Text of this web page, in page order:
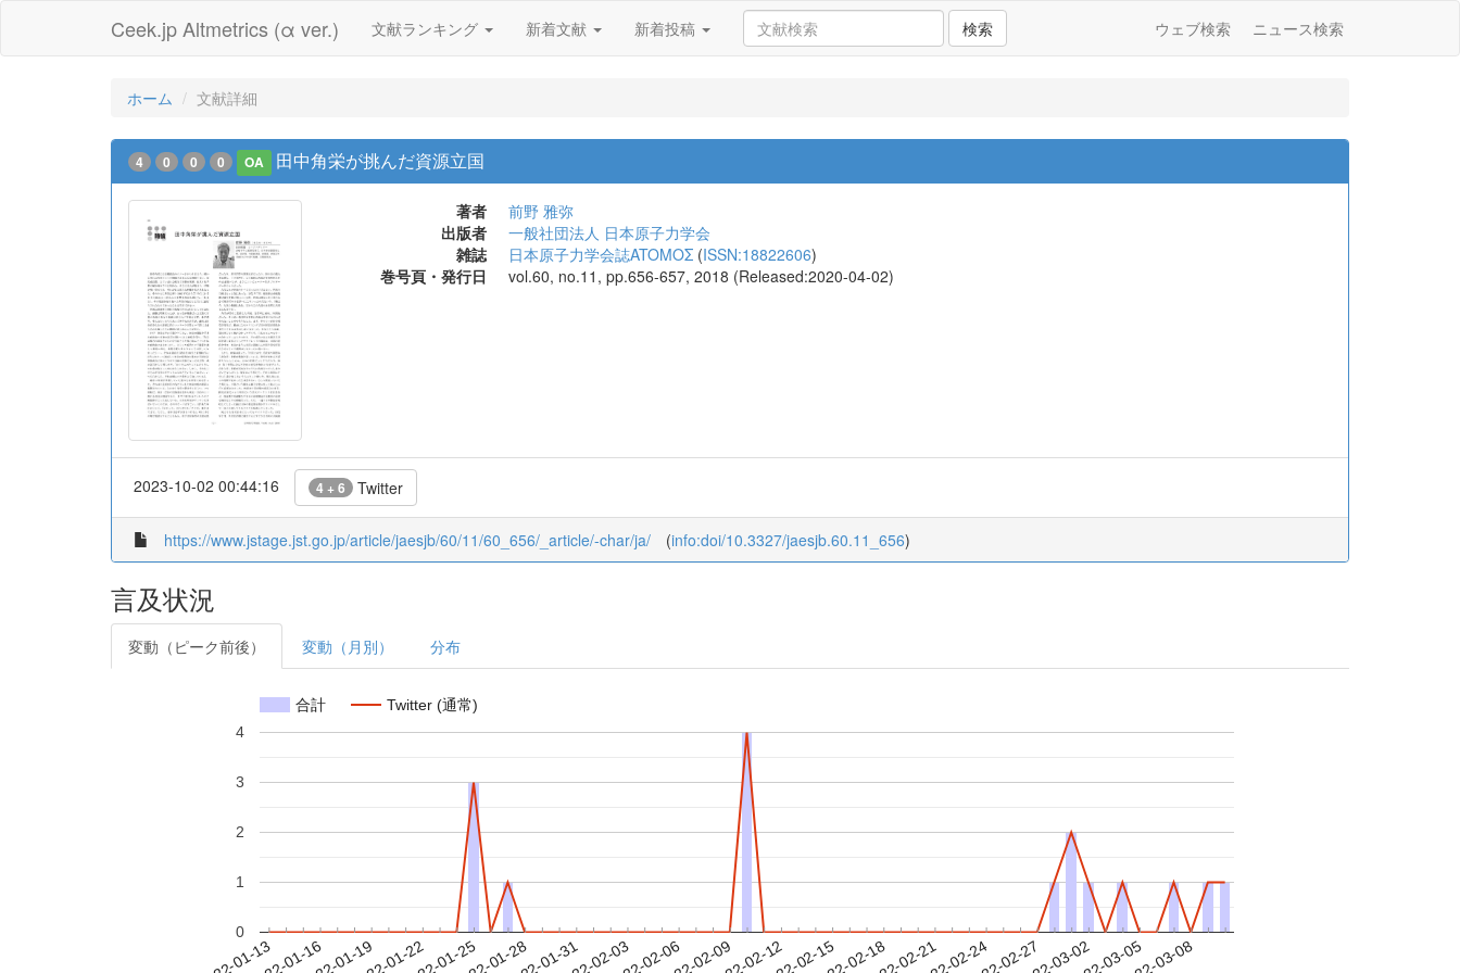
Ceek.jp Altmetrics (α ver.) 文献ランキング 新着文献 新着投稿 検索 ウェブ検索 ニュース検索
ホーム 文献詳細
4 0 0 0 OA 田中角栄が挑んだ資源立国
著者
前野 雅弥
出版者
一般社団法人 日本原子力学会
雑誌
日本原子力学会誌ATOMOΣ (ISSN:18822606)
巻号頁・発行日
vol.60, no.11, pp.656-657, 2018 (Released:2020-04-02)
2023-10-02 00:44:16 4 + 6 Twitter
https://www.jstage.jst.go.jp/article/jaesjb/60/11/60_656/_article/-char/ja/ (info:doi/10.3327/jaesjb.60.11_656)
言及状況
変動（ピーク前後） 変動（月別） 分布
合計 Twitter (通常)
0
1
2
3
4